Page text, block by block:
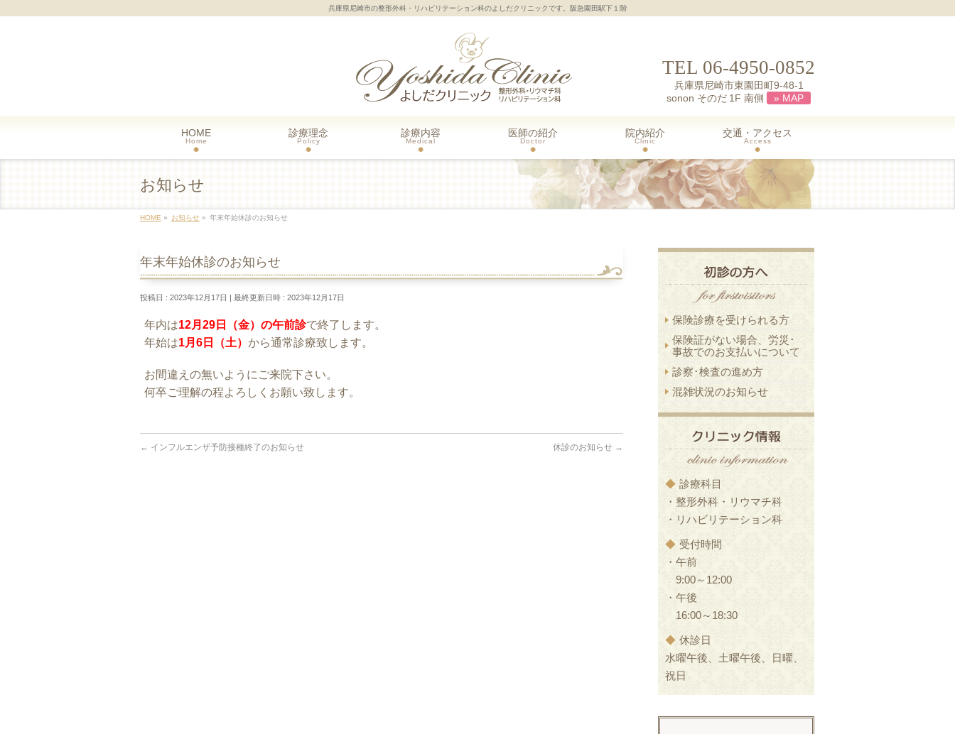
兵庫県尼崎市の整形外科・リハビリテーション科のよしだクリニックです。阪急園田駅下１階
TEL 06-4950-0852
兵庫県尼崎市東園田町9-48-1
sonon そのだ 1F 南側
» MAP
HOME
Home
診療理念
Policy
診療内容
Medical
医師の紹介
Doctor
院内紹介
Clinic
交通・アクセス
Access
お知らせ
HOME » お知らせ » 年末年始休診のお知らせ
年末年始休診のお知らせ
投稿日 : 2023年12月17日 最終更新日時 : 2023年12月17日
年内は12月29日（金）の午前診で終了します。
年始は1月6日（土） から通常診療致します。
お間違えの無いようにご来院下さい。
何卒ご理解の程よろしくお願い致します。
← インフルエンザ予防接種終了のお知らせ 休診のお知らせ →
保険診療を受けられる方
保険証がない場合、労災･
事故でのお支払いについて
診察･検査の進め方
混雑状況のお知らせ
◆ 診療科目
・整形外科・リウマチ科
・リハビリテーション科
◆ 受付時間
・午前
9:00～12:00
・午後
16:00～18:30
◆ 休診日
水曜午後、土曜午後、日曜、
祝日